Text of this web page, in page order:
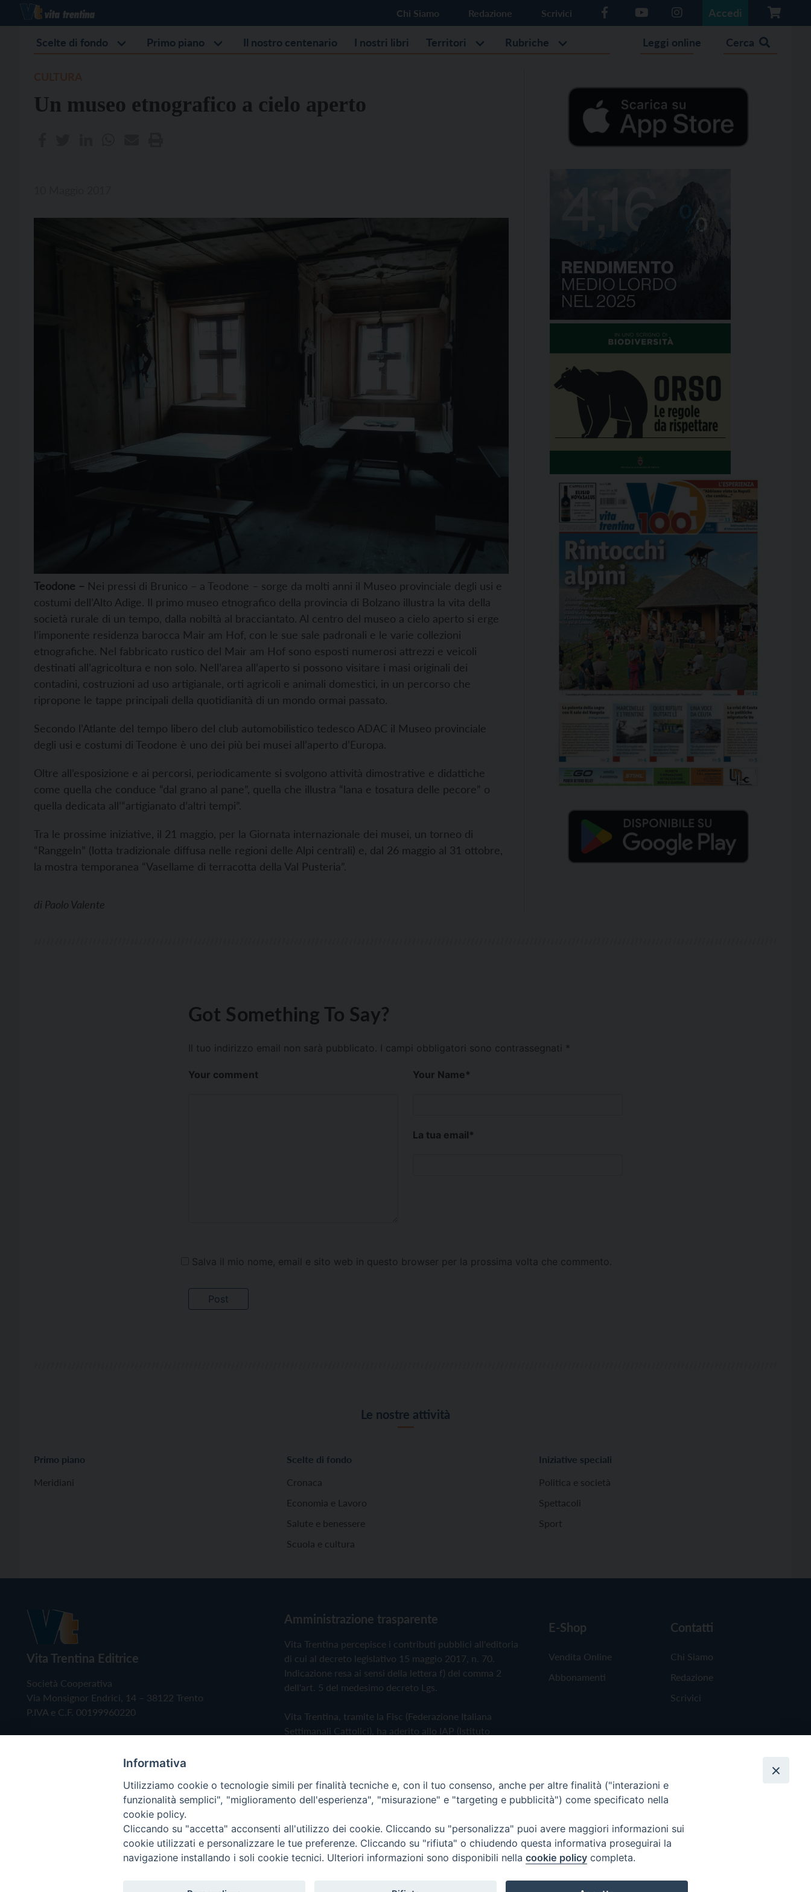
Chi Siamo Redazione Scrivici Accedi
Scelte di fondo Primo piano Il nostro centenario I nostri libri Territori Rubriche Leggi online Cerca
Un museo etnografico a cielo aperto
Teodone – Nei pressi di Brunico – a Teodone – sorge da molti anni il Museo provinciale degli usi e
costumi dell’Alto Adige. Il primo museo etnografico della provincia di Bolzano illustra la vita della
società rurale di un tempo, dalla nobiltà al bracciantato. Al centro del museo a cielo aperto si erge
l’imponente residenza barocca Mair am Hof, con le sue sale padronali e le varie collezioni
etnografiche. Nel fabbricato rustico del Mair am Hof sono esposti numerosi attrezzi e veicoli
destinati all’agricoltura e non solo. Nell’area all’aperto si possono visitare i masi originali dei
contadini, costruzioni ad uso artigianale, orti agricoli e animali domestici, in un percorso che
ripropone le tappe principali della quotidianità di un mondo ormai passato.
Secondo l’Atlante del tempo libero del club automobilistico tedesco ADAC il Museo provinciale
degli usi e costumi di Teodone è uno dei più bei musei all’aperto d’Europa.
Oltre all’esposizione e ai percorsi, periodicamente si svolgono attività dimostrative e didattiche
come quella che conduce “dal grano al pane”, quella che illustra “lana e tosatura delle pecore” o
quella dedicata all’“artigianato d’altri tempi”.
Tra le prossime iniziative, il 21 maggio, per la Giornata internazionale dei musei, un torneo di
“Ranggeln” (lotta tradizionale diffusa nelle regioni delle Alpi centrali) e, dal 26 maggio al 31 ottobre,
la mostra temporanea “Vasellame di terracotta della Val Pusteria”.
di Paolo Valente
Got Something To Say?
Il tuo indirizzo email non sarà pubblicato. I campi obbligatori sono contrassegnati *
Your comment Your Name*
La tua email*
Salva il mio nome, email e sito web in questo browser per la prossima volta che commento.
Le nostre attività
Primo piano
Meridiani
Scelte di fondo
Cronaca
Economia e Lavoro
Salute e benessere
Scuola e cultura
Iniziative speciali
Politica e società
Spettacoli
Sport
Vita Trentina Editrice
Società Cooperativa
Via Monsignor Endrici, 14 – 38122 Trento
P.IVA e C.F. 00199960220
Amministrazione trasparente
Vita Trentina percepisce i contributi pubblici all'editoria
di cui al decreto legislativo 15 maggio 2017, n. 70.
Indicazione resa ai sensi della lettera f) del comma 2
dell'art. 5 del medesimo decreto Lgs.
Vita Trentina, tramite la Fisc (Federazione Italiana
Settimanali Cattolici), ha aderito allo IAP (Istituto
Privacy Policy Cookie Policy
E-Shop
Vendita Online
Abbonamenti
Contatti
Chi Siamo
Redazione
Scrivici
Copyright © 2019 - Tutti i diritti riservati - Vita Trentina Editrice
Informativa
Utilizziamo cookie o tecnologie simili per finalità tecniche e, con il tuo consenso, anche per altre finalità ("interazioni e
funzionalità semplici", "miglioramento dell'esperienza", "misurazione" e "targeting e pubblicità") come specificato nella
cookie policy.
Cliccando su "accetta" acconsenti all'utilizzo dei cookie. Cliccando su "personalizza" puoi avere maggiori informazioni sui
cookie utilizzati e personalizzare le tue preferenze. Cliccando su "rifiuta" o chiudendo questa informativa proseguirai la
navigazione installando i soli cookie tecnici. Ulteriori informazioni sono disponibili nella cookie policy completa.